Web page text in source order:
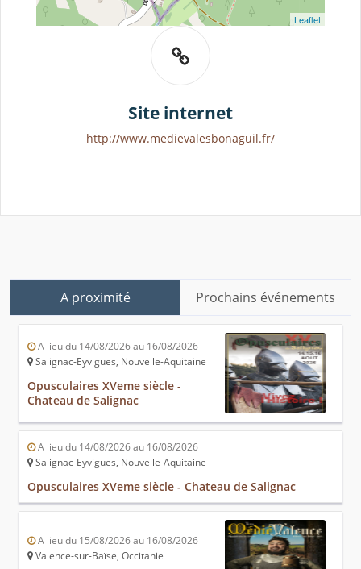
Leaflet
Site internet
http://www.medievalesbonaguil.fr/
A proximité Prochains événements
A lieu du 14/08/2026 au 16/08/2026
Salignac-Eyvigues, Nouvelle-Aquitaine
Opusculaires XVeme siècle -
Chateau de Salignac
A lieu du 14/08/2026 au 16/08/2026
Salignac-Eyvigues, Nouvelle-Aquitaine
Opusculaires XVeme siècle - Chateau de Salignac
A lieu du 15/08/2026 au 16/08/2026
Valence-sur-Baïse, Occitanie